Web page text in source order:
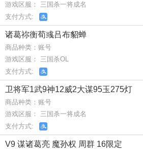
游戏区服： 三国杀一将成名
支付方式:
诸葛祢衡荀彧吕布貂蝉
商品种类：账号
游戏区服： 三国杀OL
支付方式:
卫将军1武9神12威2大谋95玉275灯
商品种类：账号
游戏区服： 三国杀一将成名
支付方式:
V9 谋诸葛亮 魔孙权 周群 16限定